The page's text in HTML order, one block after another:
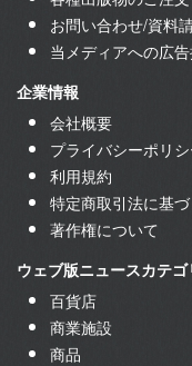
お問い合わせ/資料
当メディアへの広
企業情報
会社概要
プライバシーポリ
利用規約
特定商取引法に基
著作権について
ウェブ版ニュースカテゴ
百貨店
商業施設
商品